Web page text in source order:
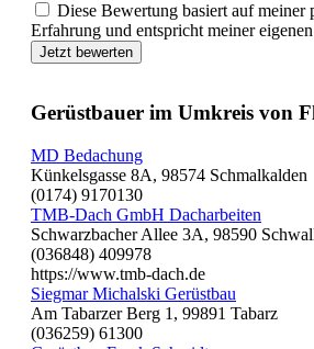
Diese Bewertung basiert auf meiner
Erfahrung und entspricht meiner
Jetzt bewerten
Gerüstbauer im Umkreis von
MD Bedachung
Künkelsgasse 8A, 98574 Schmalkalden
(0174) 9170130
TMB-Dach GmbH Dacharbeiten
Schwarzbacher Allee 3A, 98590
(036848) 409978
https://www.tmb-dach.de
Siegmar Michalski Gerüstbau
Am Tabarzer Berg 1, 99891 Tabarz
(036259) 61300